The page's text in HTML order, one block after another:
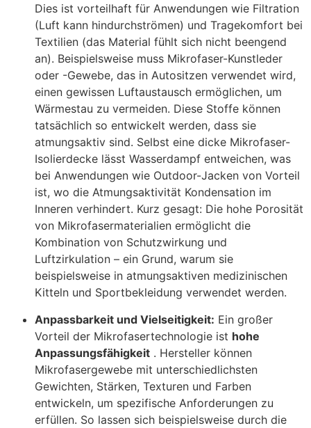
Dies ist vorteilhaft für Anwendungen wie Filtration
(Luft kann hindurchströmen) und Tragekomfort bei
Textilien (das Material fühlt sich nicht beengend
an). Beispielsweise muss Mikrofaser-Kunstleder
oder -Gewebe, das in Autositzen verwendet wird,
einen gewissen Luftaustausch ermöglichen, um
Wärmestau zu vermeiden. Diese Stoffe können
tatsächlich so entwickelt werden, dass sie
atmungsaktiv sind. Selbst eine dicke Mikrofaser-
Isolierdecke lässt Wasserdampf entweichen, was
bei Anwendungen wie Outdoor-Jacken von Vorteil
ist, wo die Atmungsaktivität Kondensation im
Inneren verhindert. Kurz gesagt: Die hohe Porosität
von Mikrofasermaterialien ermöglicht die
Kombination von Schutzwirkung und
Luftzirkulation – ein Grund, warum sie
beispielsweise in atmungsaktiven medizinischen
Kitteln und Sportbekleidung verwendet werden.
Anpassbarkeit und Vielseitigkeit: Ein großer
Vorteil der Mikrofasertechnologie ist hohe
Anpassungsfähigkeit . Hersteller können
Mikrofasergewebe mit unterschiedlichsten
Gewichten, Stärken, Texturen und Farben
entwickeln, um spezifische Anforderungen zu
erfüllen. So lassen sich beispielsweise durch die